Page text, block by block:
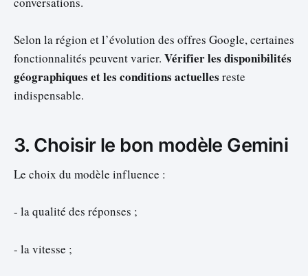
Selon la région et l’évolution des offres Google, certaines
fonctionnalités peuvent varier. Vérifier les disponibilités
géographiques et les conditions actuelles reste
indispensable.
3. Choisir le bon modèle Gemini
Le choix du modèle influence :
- la qualité des réponses ;
- la vitesse ;